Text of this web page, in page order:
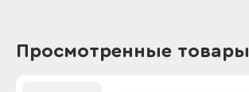
Просмотренные товары